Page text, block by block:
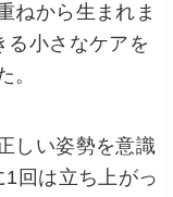
ねから生まれま
る小さなケアを
。
しい姿勢を意識
回は立ち上がっ